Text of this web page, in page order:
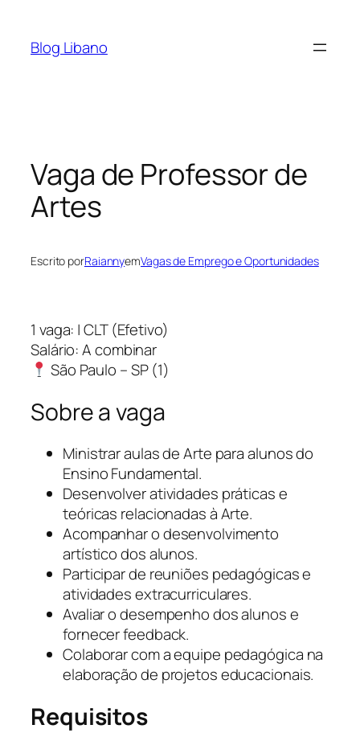
Blog Libano
Vaga de Professor de
Artes
Escrito porRaiannyemVagas de Emprego e Oportunidades
1 vaga: | CLT (Efetivo)
Salário: A combinar
São Paulo – SP (1)
Sobre a vaga
Ministrar aulas de Arte para alunos do
Ensino Fundamental.
Desenvolver atividades práticas e
teóricas relacionadas à Arte.
Acompanhar o desenvolvimento
artístico dos alunos.
Participar de reuniões pedagógicas e
atividades extracurriculares.
Avaliar o desempenho dos alunos e
fornecer feedback.
Colaborar com a equipe pedagógica na
elaboração de projetos educacionais.
Requisitos